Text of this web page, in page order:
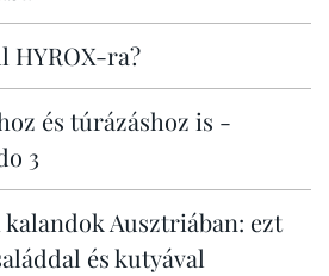
HYROX-ra?
és túrázáshoz is -
3
kalandok Ausztriában: ezt
és kutyával